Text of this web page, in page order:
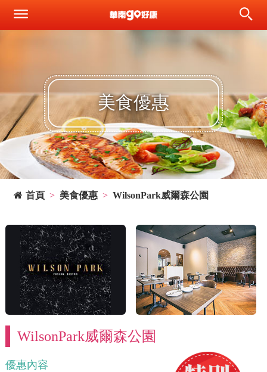
美食優惠
首頁 美食優惠 WilsonPark威爾森公園
WilsonPark威爾森公園
優惠內容